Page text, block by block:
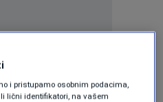
i pristupamo osobnim podacima,
lični identifikatori, na vašem